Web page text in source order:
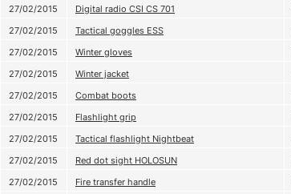
27/02/2015
Digital radio CSI CS 701
27/02/2015
Tactical goggles ESS
27/02/2015
Winter gloves
27/02/2015
Winter jacket
27/02/2015
Combat boots
27/02/2015
Flashlight grip
27/02/2015
Tactical flashlight Nightbeat
27/02/2015
Red dot sight HOLOSUN
27/02/2015
Fire transfer handle